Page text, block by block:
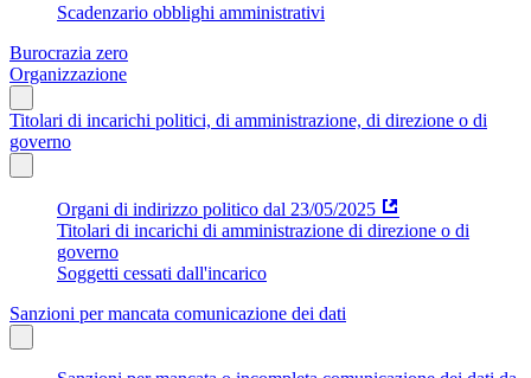
Scadenzario obblighi amministrativi
Burocrazia zero
Organizzazione
Titolari di incarichi politici, di amministrazione, di direzione o di
governo
Organi di indirizzo politico dal 23/05/2025
Titolari di incarichi di amministrazione di direzione o di
governo
Soggetti cessati dall'incarico
Sanzioni per mancata comunicazione dei dati